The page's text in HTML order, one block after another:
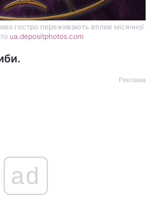
гостро переживають вплив місячної
ua.depositphotos.com
Реклама
ad